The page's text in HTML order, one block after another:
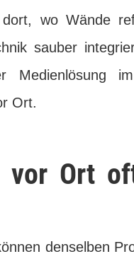
wo Wände
sauber
Medienlösung
Ort.
vor Ort
denselben